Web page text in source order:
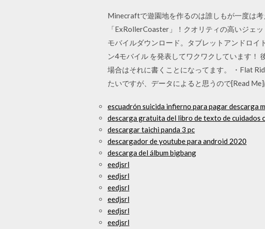
Minecraftで遊園地を作るのは誰しもが一度は
「ExRollerCoaster」！クオリティの高いジェ
モバイルダウンロード。タブレットアンドロ
ン4モバイル を発表してワクワクしています！
場合はそれに書くことになってます。 ・Flat
たいですが、データによると思うので[Read
escuadrón suicida infierno para pagar descarga
descarga gratuita del libro de texto de cuidados
descargar taichi panda 3 pc
descargador de youtube para android 2020
descarga del álbum bigbang
eedjsrl
eedjsrl
eedjsrl
eedjsrl
eedjsrl
eedjsrl